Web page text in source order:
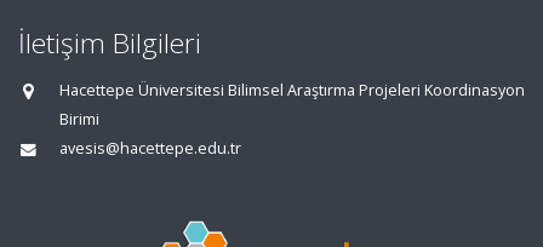
İletişim Bilgileri
Hacettepe Üniversitesi Bilimsel Araştırma Projeleri Koordinasyon
Birimi
avesis@hacettepe.edu.tr